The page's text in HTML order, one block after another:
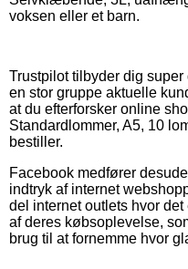
voksen eller et barn.
Trustpilot tilbyder dig
en stor gruppe aktuelle
at du efterforsker online
Standardlommer, A5, 10
bestiller.
Facebook medfører
indtryk af internet
del internet outlets hvor
af deres købsoplevelse,
brug til at fornemme hvor